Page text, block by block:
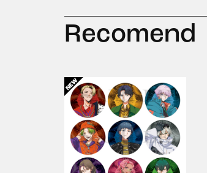
Recomend